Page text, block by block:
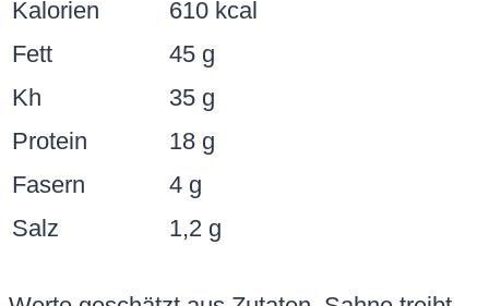
Kalorien
610 kcal
Fett
45 g
Kh
35 g
Protein
18 g
Fasern
4 g
Salz
1,2 g